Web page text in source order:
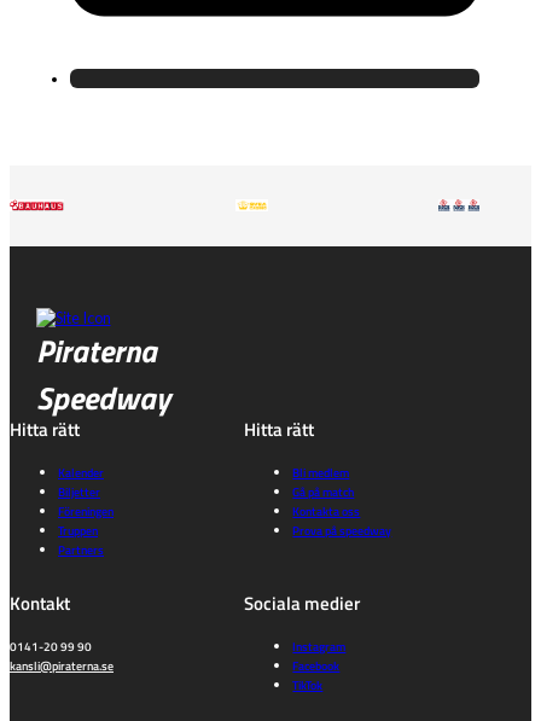
Piraterna
Speedway
Hitta rätt
Kalender
Biljetter
Föreningen
Truppen
Partners
Hitta rätt
Bli medlem
Gå på match
Kontakta oss
Prova på speedway
Kontakt
0141-20 99 90
kansli@piraterna.se
Sociala medier
Instagram
Facebook
TikTok